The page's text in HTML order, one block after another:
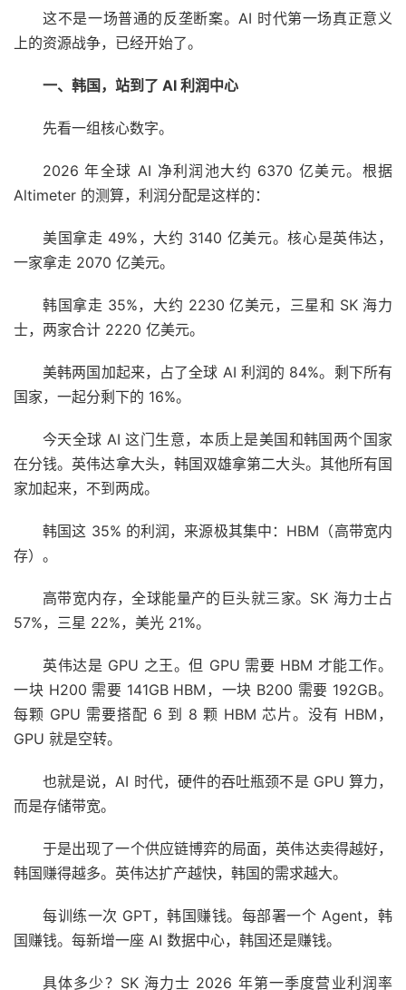
这不是一场普通的反垄断案。AI 时代第一场真正意义
上的资源战争，已经开始了。
一、韩国，站到了 AI 利润中心
先看一组核心数字。
2026 年全球 AI 净利润池大约 6370 亿美元。根据
Altimeter 的测算，利润分配是这样的：
美国拿走 49%，大约 3140 亿美元。核心是英伟达，
一家拿走 2070 亿美元。
韩国拿走 35%，大约 2230 亿美元，三星和 SK 海力
士，两家合计 2220 亿美元。
美韩两国加起来，占了全球 AI 利润的 84%。剩下所有
国家，一起分剩下的 16%。
今天全球 AI 这门生意，本质上是美国和韩国两个国家
在分钱。英伟达拿大头，韩国双雄拿第二大头。其他所有国
家加起来，不到两成。
韩国这 35% 的利润，来源极其集中：HBM（高带宽内
存）。
高带宽内存，全球能量产的巨头就三家。SK 海力士占
57%，三星 22%，美光 21%。
英伟达是 GPU 之王。但 GPU 需要 HBM 才能工作。
一块 H200 需要 141GB HBM，一块 B200 需要 192GB。
每颗 GPU 需要搭配 6 到 8 颗 HBM 芯片。没有 HBM，
GPU 就是空转。
也就是说，AI 时代，硬件的吞吐瓶颈不是 GPU 算力，
而是存储带宽。
于是出现了一个供应链博弈的局面，英伟达卖得越好，
韩国赚得越多。英伟达扩产越快，韩国的需求越大。
每训练一次 GPT，韩国赚钱。每部署一个 Agent，韩
国赚钱。每新增一座 AI 数据中心，韩国还是赚钱。
具体多少？SK 海力士 2026 年第一季度营业利润率